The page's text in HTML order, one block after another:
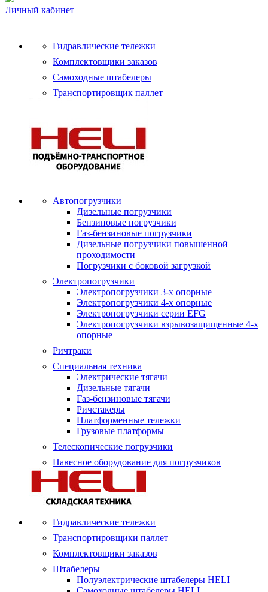
Личный кабинет
Гидравлические тележки
Комплектовщики заказов
Самоходные штабелеры
Транспортировщик паллет
Автопогрузчики
Дизельные погрузчики
Бензиновые погрузчики
Газ-бензиновые погрузчики
Дизельные погрузчики повышенной
проходимости
Погрузчики с боковой загрузкой
Электропогрузчики
Электропогрузчики 3-х опорные
Электропогрузчики 4-х опорные
Электропогрузчики серии EFG
Электропогрузчики взрывозащищенные 4-х
опорные
Ричтраки
Специальная техника
Электрические тягачи
Дизельные тягачи
Газ-бензиновые тягачи
Ричстакеры
Платформенные тележки
Грузовые платформы
Телескопические погрузчики
Навесное оборудование для погрузчиков
Гидравлические тележки
Транспортировщики паллет
Комплектовщики заказов
Штабелеры
Полуэлектрические штабелеры HELI